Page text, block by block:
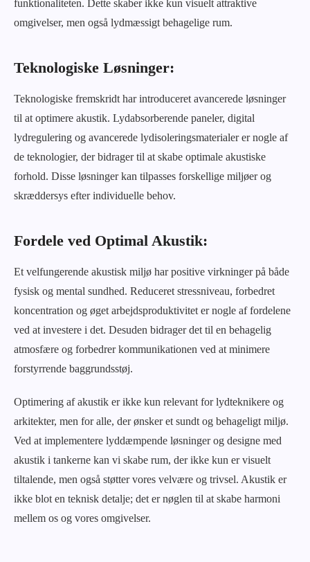
funktionaliteten. Dette skaber ikke kun visuelt attraktive
omgivelser, men også lydmæssigt behagelige rum.
Teknologiske Løsninger:
Teknologiske fremskridt har introduceret avancerede løsninger
til at optimere akustik. Lydabsorberende paneler, digital
lydregulering og avancerede lydisoleringsmaterialer er nogle af
de teknologier, der bidrager til at skabe optimale akustiske
forhold. Disse løsninger kan tilpasses forskellige miljøer og
skræddersys efter individuelle behov.
Fordele ved Optimal Akustik:
Et velfungerende akustisk miljø har positive virkninger på både
fysisk og mental sundhed. Reduceret stressniveau, forbedret
koncentration og øget arbejdsproduktivitet er nogle af fordelene
ved at investere i det. Desuden bidrager det til en behagelig
atmosfære og forbedrer kommunikationen ved at minimere
forstyrrende baggrundsstøj.
Optimering af akustik er ikke kun relevant for lydteknikere og
arkitekter, men for alle, der ønsker et sundt og behageligt miljø.
Ved at implementere lyddæmpende løsninger og designe med
akustik i tankerne kan vi skabe rum, der ikke kun er visuelt
tiltalende, men også støtter vores velvære og trivsel. Akustik er
ikke blot en teknisk detalje; det er nøglen til at skabe harmoni
mellem os og vores omgivelser.